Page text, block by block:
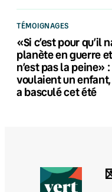
TÉMOIGNAGES
«Si c’est pour qu’il
planète en guerre
n’est pas la peine»
voulaient un
a basculé cet été